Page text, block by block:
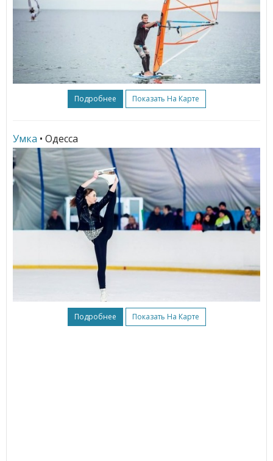
Подробнее Показать На Карте
Умка • Одесса
Подробнее Показать На Карте